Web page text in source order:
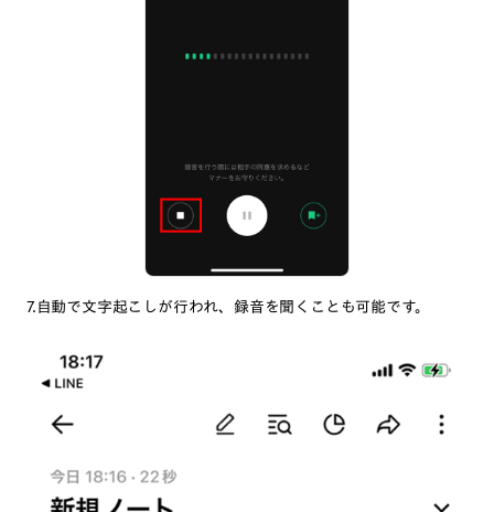
7.自動で文字起こしが行われ、録音を聞くことも可能です。